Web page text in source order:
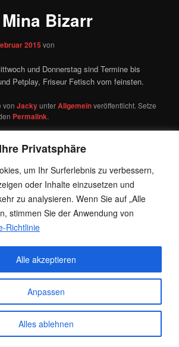
Privatsphäre
um Ihr Surferlebnis zu verbessern,
oder Inhalte einzusetzen und
zu analysieren. Wenn Sie auf „Alle
stimmen Sie der Anwendung von
Richtlinie
Anpassen
Alles ablehnen
Alle akzeptieren
Bizarr
2015 von
und Donnerstag sind Termine bis
Petplay, Friseur Fetisch vom feinsten.
vonJackyunterAllgemeinveröffentlicht. Setze
Permalink.
Stolz präsentiert von WordPress